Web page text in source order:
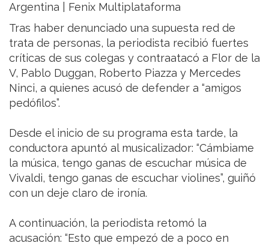
Argentina | Fenix Multiplataforma
Tras haber denunciado una supuesta red de
trata de personas, la periodista recibió fuertes
críticas de sus colegas y contraatacó a Flor de la
V, Pablo Duggan, Roberto Piazza y Mercedes
Ninci, a quienes acusó de defender a “amigos
pedófilos”.
Desde el inicio de su programa esta tarde, la
conductora apuntó al musicalizador: “Cámbiame
la música, tengo ganas de escuchar música de
Vivaldi, tengo ganas de escuchar violines”, guiñó
con un deje claro de ironía.
A continuación, la periodista retomó la
acusación: “Esto que empezó de a poco en